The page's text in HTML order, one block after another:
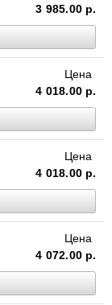
3 985.00 р.
Цена
4 018.00 р.
Цена
4 018.00 р.
Цена
4 072.00 р.